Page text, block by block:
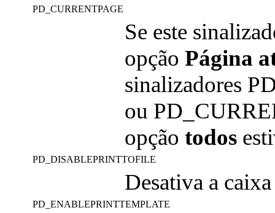
PD_CURRENTPAGE
Se este
opção Página
sinalizadores
ou
opção todos
PD_DISABLEPRINTTOFILE
Desativa a
PD_ENABLEPRINTTEMPLATE